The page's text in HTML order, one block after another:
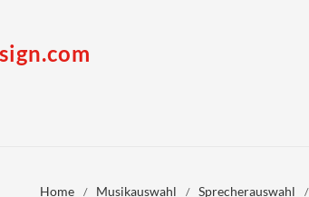
Home / Musikauswahl / Sprecherauswahl /